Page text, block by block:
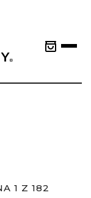
1 Z 182